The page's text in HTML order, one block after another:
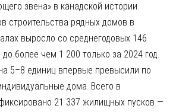
звена» в канадской истории.
строительства рядных домов в
выросло со среднегодовых 146
более чем 1 200 только за 2024 год.
5–8 единиц впервые превысили по
дома. Всего в
21 337 жилищных пусков —